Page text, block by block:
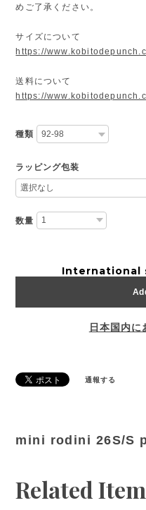
めご了承ください。
サイズについて
https://
送料について
https://
種類
ラッピング包装
数量
International
日本国内に
通報する
mini rodini 26S/S
Related